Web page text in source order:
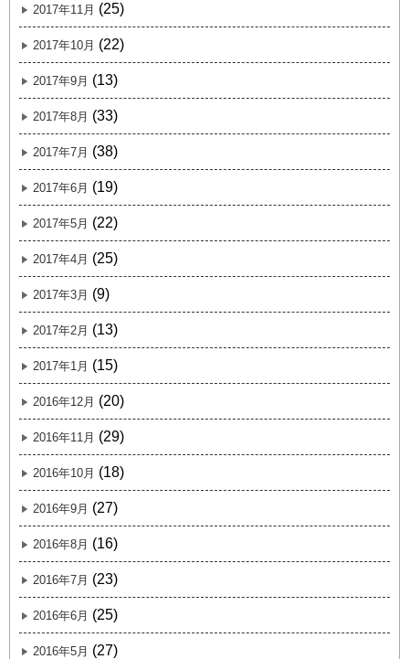
2017年11月 (25)
2017年10月 (22)
2017年9月 (13)
2017年8月 (33)
2017年7月 (38)
2017年6月 (19)
2017年5月 (22)
2017年4月 (25)
2017年3月 (9)
2017年2月 (13)
2017年1月 (15)
2016年12月 (20)
2016年11月 (29)
2016年10月 (18)
2016年9月 (27)
2016年8月 (16)
2016年7月 (23)
2016年6月 (25)
2016年5月 (27)